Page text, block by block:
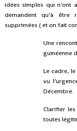
idées simples qui n’ont
demandent qu’à être
supprimées ( et on fait
Une
guinéenne
Le cadre,
vu
Décembre.
Clarifier
toutes